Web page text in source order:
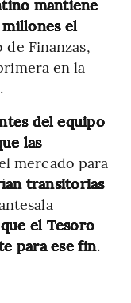
mantiene
el
Finanzas,
en la
del equipo
las
mercado para
transitorias
el Tesoro
para ese fin.